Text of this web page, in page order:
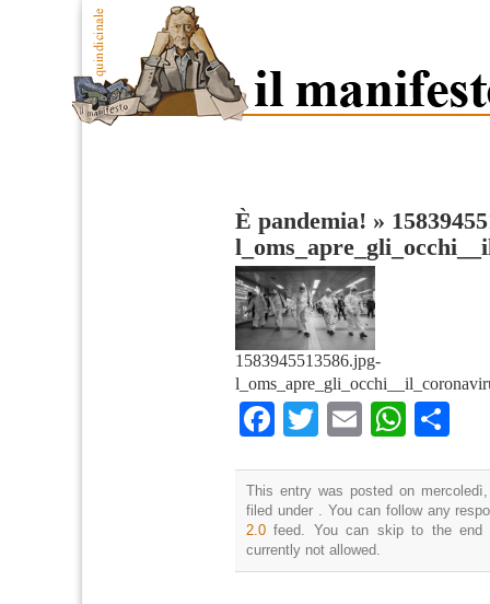
È pandemia! »
1583945513586.jpg-
Facebook
TwitterEmail
This entry was posted on
filed under . You can follow any
2.0 feed. You can skip to the end
currently not allowed.